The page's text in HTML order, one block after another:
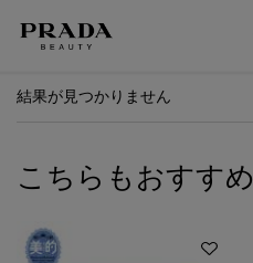
結果が見つかりません
こちらもおすすめ